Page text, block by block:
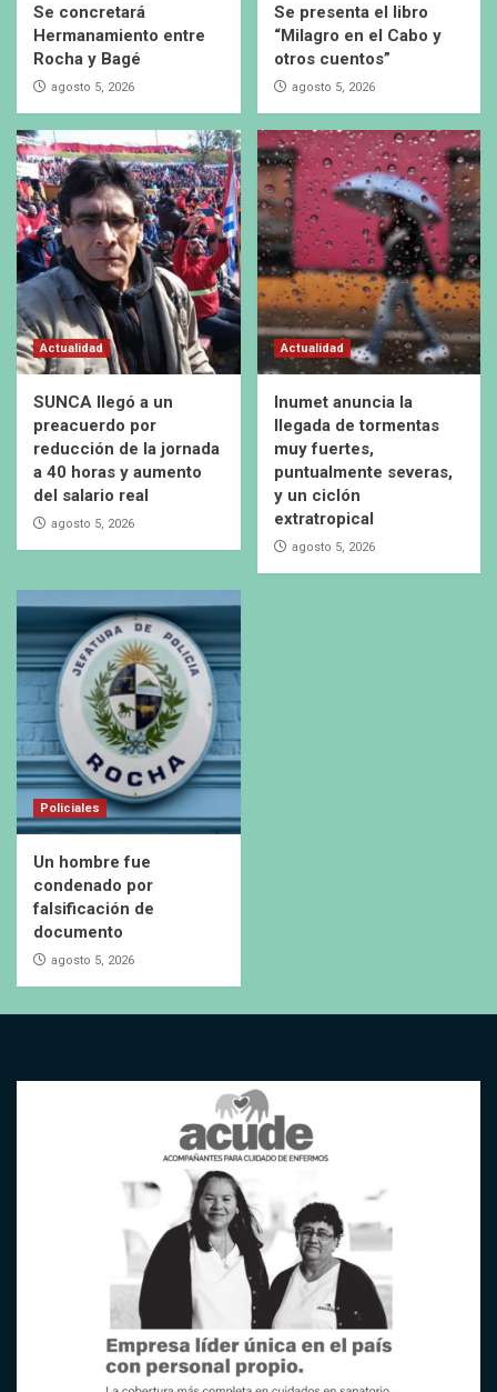
Se concretará
Hermanamiento entre
Rocha y Bagé
agosto 5, 2026
Se presenta el libro
“Milagro en el Cabo y
otros cuentos”
agosto 5, 2026
Actualidad
SUNCA llegó a un
preacuerdo por
reducción de la jornada
a 40 horas y aumento
del salario real
agosto 5, 2026
Actualidad
Inumet anuncia la
llegada de tormentas
muy fuertes,
puntualmente severas,
y un ciclón
extratropical
agosto 5, 2026
Policiales
Un hombre fue
condenado por
falsificación de
documento
agosto 5, 2026